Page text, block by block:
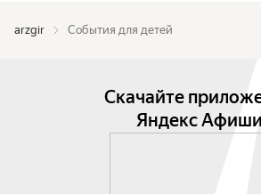
arzgir События для детей
Скачайте
Яндекс Афиши